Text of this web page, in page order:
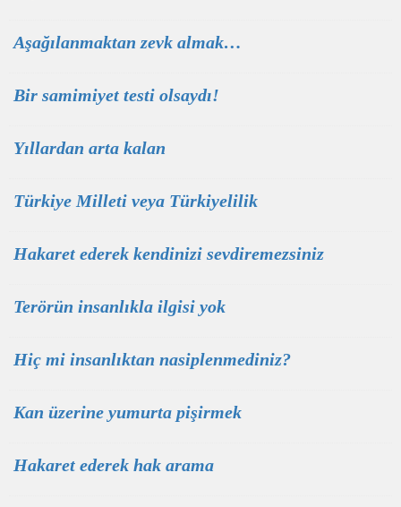
Aşağılanmaktan zevk almak…
Bir samimiyet testi olsaydı!
Yıllardan arta kalan
Türkiye Milleti veya Türkiyelilik
Hakaret ederek kendinizi sevdiremezsiniz
Terörün insanlıkla ilgisi yok
Hiç mi insanlıktan nasiplenmediniz?
Kan üzerine yumurta pişirmek
Hakaret ederek hak arama